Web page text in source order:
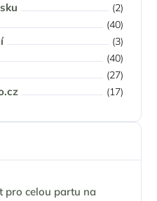
(2)
(40)
(3)
(40)
(27)
(17)
pro celou partu na